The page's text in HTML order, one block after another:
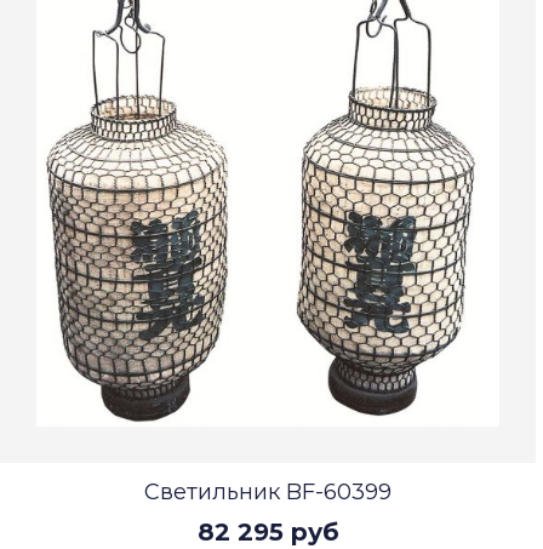
Светильник BF-60399
82 295 руб